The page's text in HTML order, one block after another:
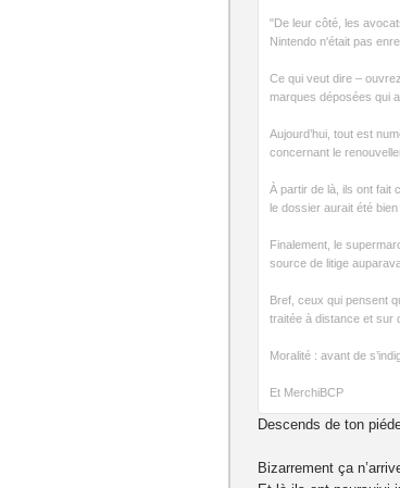
"De leur côté, les
Nintendo n'était pas
Ce qui veut dire –
marques déposées qui
Aujourd’hui, tout est
concernant le
À partir de là, ils ont fait
le dossier aurait été bien
Finalement, le
source de litige
Bref, ceux qui pensent
traitée à distance et sur
Moralité : avant de
Et MerchiBCP
Descends de ton
Bizarrement ça